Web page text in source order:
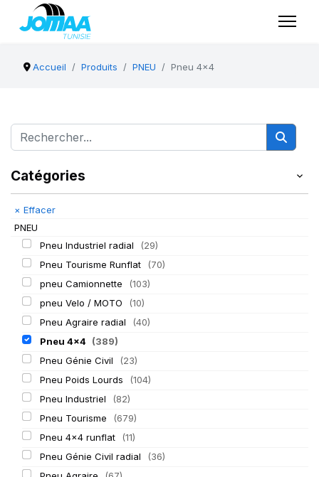
Accueil Produits PNEU Pneu 4x4
Catégories
× Effacer
PNEU
Pneu Industriel radial
(29)
Pneu Tourisme Runflat
(70)
pneu Camionnette
(103)
pneu Velo / MOTO
(10)
Pneu Agraire radial
(40)
Pneu 4x4 (389)
Pneu Génie Civil
(23)
Pneu Poids Lourds
(104)
Pneu Industriel
(82)
Pneu Tourisme
(679)
Pneu 4x4 runflat
(11)
Pneu Génie Civil radial
(36)